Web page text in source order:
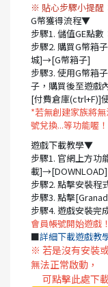
※ 貼心步驟小提醒
G幣獲得流程▼
步驟1. 儲值GE點
步驟2. 購買G幣箱
城]→[G幣箱子]
步驟3. 使用G幣箱
子，購買後至遊戲
[付費倉庫(ctrl+F)]
*若無創建家族將
號兌換...等功能喔
遊戲下載教學▼
步驟1. 官網上方
載]→[DOWNLOAD]
步驟2. 點擊安裝
步驟3. 點擊
步驟4. 遊戲安裝完
會員帳號開始遊戲！
■詳細下載遊戲教
※ 若是沒有安裝
無法正常啟動，
可點擊此處下